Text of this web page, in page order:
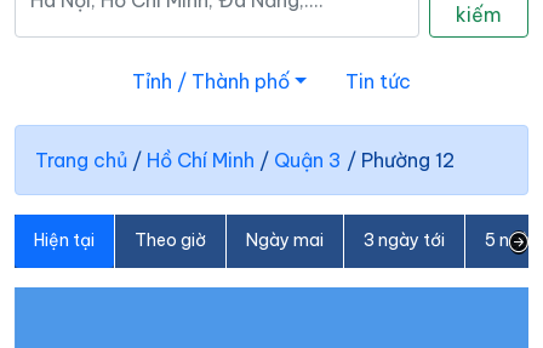
kiếm
Tỉnh / Thành phố Tin tức
Trang chủ / Hồ Chí Minh / Quận 3 / Phường 12
Hiện tại Theo giờ Ngày mai 3 ngày tới 5